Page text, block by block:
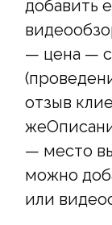
добавить
— цена —
отзыв
— место
можно
или